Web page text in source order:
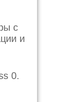
с
и
0.